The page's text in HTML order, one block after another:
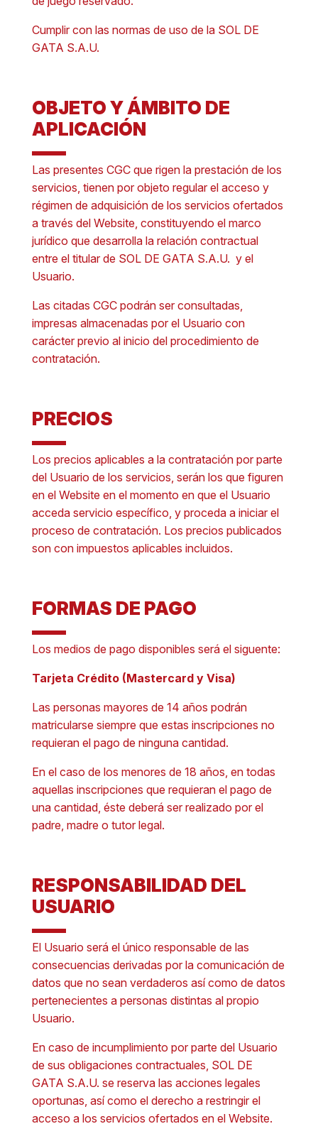
Cumplir con las normas de uso de la SOL DE
GATA S.A.U.
OBJETO Y ÁMBITO DE
APLICACIÓN
Las presentes CGC que rigen la prestación de los
servicios, tienen por objeto regular el acceso y
régimen de adquisición de los servicios ofertados
a través del Website, constituyendo el marco
jurídico que desarrolla la relación contractual
entre el titular de SOL DE GATA S.A.U. y el
Usuario.
Las citadas CGC podrán ser consultadas,
impresas almacenadas por el Usuario con
carácter previo al inicio del procedimiento de
contratación.
PRECIOS
Los precios aplicables a la contratación por parte
del Usuario de los servicios, serán los que figuren
en el Website en el momento en que el Usuario
acceda servicio específico, y proceda a iniciar el
proceso de contratación. Los precios publicados
son con impuestos aplicables incluidos.
FORMAS DE PAGO
Los medios de pago disponibles será el siguente:
Tarjeta Crédito (Mastercard y Visa)
Las personas mayores de 14 años podrán
matricularse siempre que estas inscripciones no
requieran el pago de ninguna cantidad.
En el caso de los menores de 18 años, en todas
aquellas inscripciones que requieran el pago de
una cantidad, éste deberá ser realizado por el
padre, madre o tutor legal.
RESPONSABILIDAD DEL
USUARIO
El Usuario será el único responsable de las
consecuencias derivadas por la comunicación de
datos que no sean verdaderos así como de datos
pertenecientes a personas distintas al propio
Usuario.
En caso de incumplimiento por parte del Usuario
de sus obligaciones contractuales, SOL DE
GATA S.A.U. se reserva las acciones legales
oportunas, así como el derecho a restringir el
acceso a los servicios ofertados en el Website.